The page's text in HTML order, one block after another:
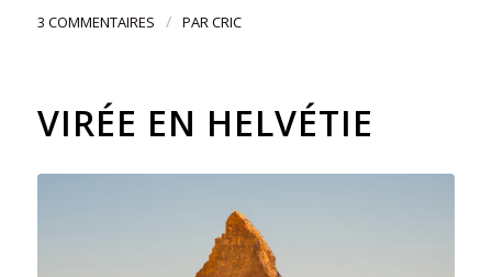
3 COMMENTAIRES / PARCRIC
VIRÉE EN HELVÉTIE